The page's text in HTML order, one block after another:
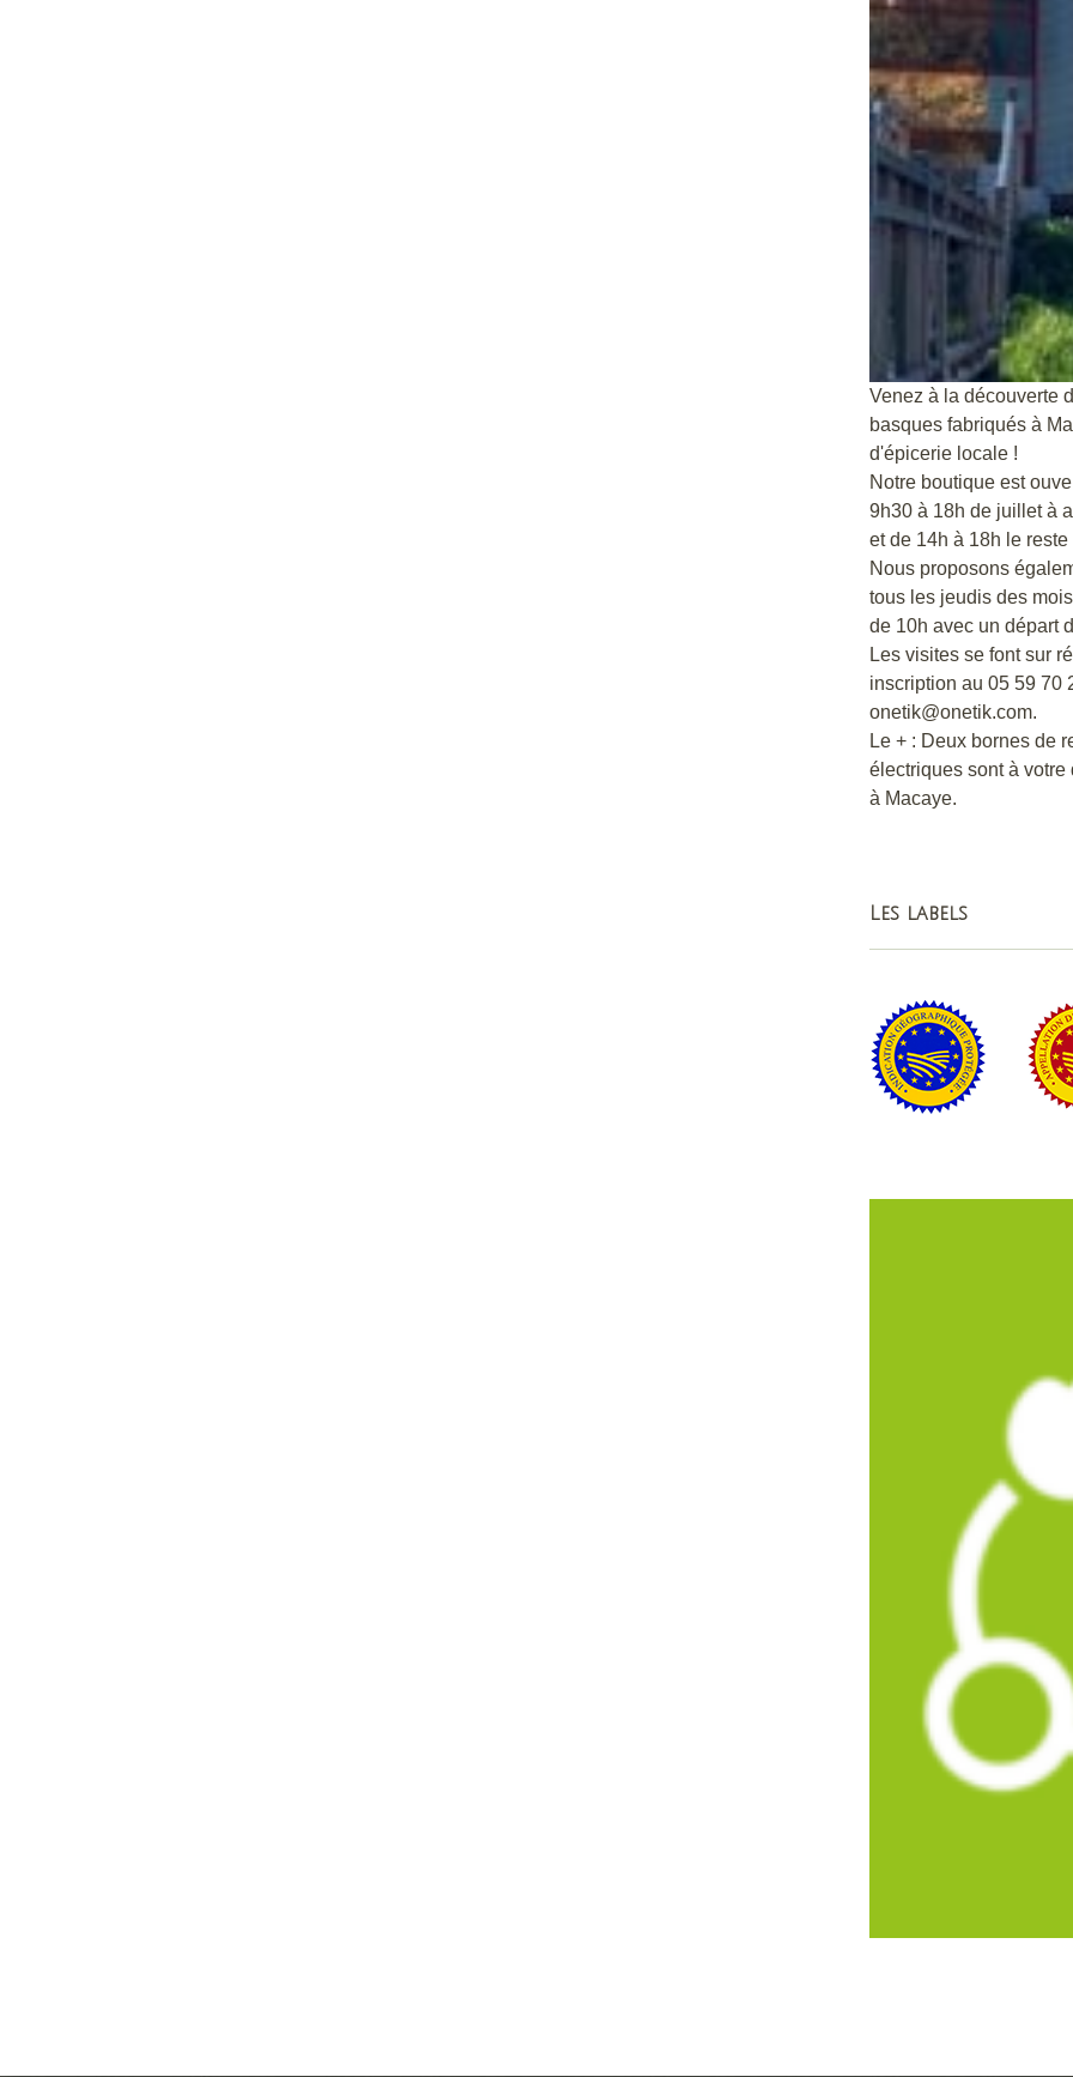
Venez à la découverte
basques fabriqués à
d'épicerie locale !
Notre boutique est
9h30 à 18h de juillet à
et de 14h à 18h le
Nous proposons
tous les jeudis des
de 10h avec un départ
Les visites se font sur
inscription au 05 59 70
onetik@onetik.com.
Le + : Deux bornes de
électriques sont à
à Macaye.
Les labels